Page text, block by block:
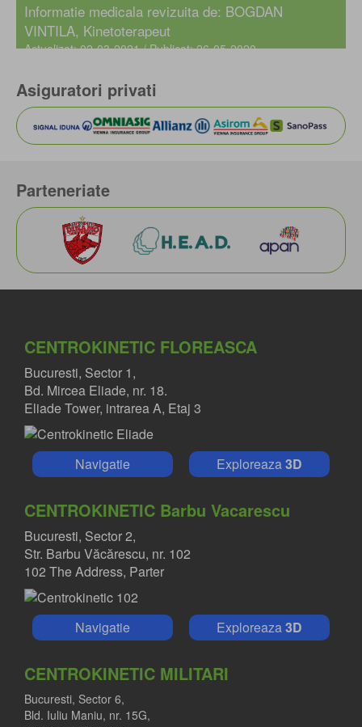
Informatie medicala revizuita de: BOGDAN
VINTILA, Kinetoterapeut
Actualizat: 02-03-2021 / Publicat: 26-05-2020
Asiguratori privati
Parteneriate
CENTROKINETIC FLOREASCA
Bucuresti, Sector 1,
Bd. Mircea Eliade, nr. 18.
Eliade Tower, intrarea A, Etaj 3
Navigatie Exploreaza3D
CENTROKINETIC Barbu Vacarescu
Bucuresti, Sector 2,
Str. Barbu Văcărescu, nr. 102
102 The Address, Parter
Navigatie Exploreaza3D
CENTROKINETIC MILITARI
Bucuresti, Sector 6,
Bld. Iuliu Maniu, nr. 15G,